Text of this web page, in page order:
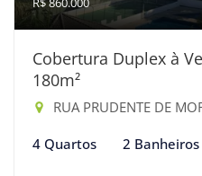
Cobertura Duplex à
180m²
RUA PRUDENTE DE
4 Quartos 2 Banheiros